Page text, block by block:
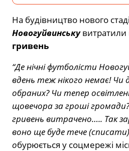
На будівництво нового
Новогуйвинськувитратили
гривень
“Де нічні футболісти
вдень теж нікого немає! Чи
обраних? Чи тепер
щовечора за гроші
гривень витрачено….. Так
воно ще буде тече
обурюється у соцмережі